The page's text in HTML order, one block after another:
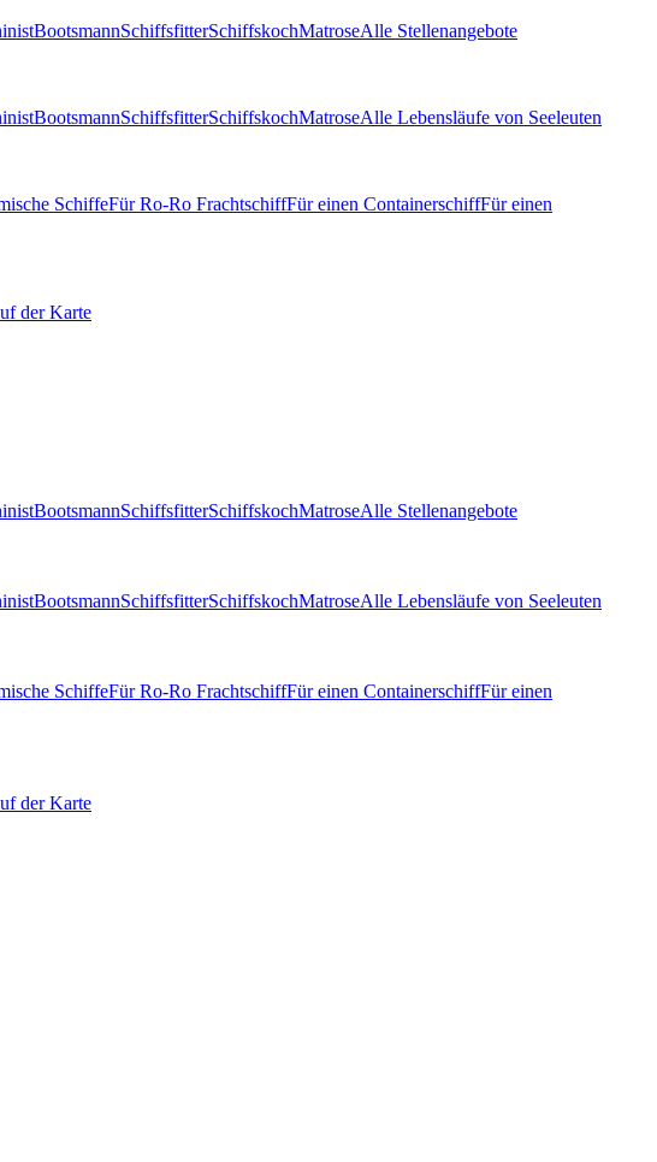
BootsmannSchiffsfitterSchiffskochMatroseAlle Stellenangebote
BootsmannSchiffsfitterSchiffskochMatroseAlle Lebensläufe von Seeleuten
SchiffeFür Ro-Ro FrachtschiffFür einen ContainerschiffFür einen
der Karte
BootsmannSchiffsfitterSchiffskochMatroseAlle Stellenangebote
BootsmannSchiffsfitterSchiffskochMatroseAlle Lebensläufe von Seeleuten
SchiffeFür Ro-Ro FrachtschiffFür einen ContainerschiffFür einen
der Karte